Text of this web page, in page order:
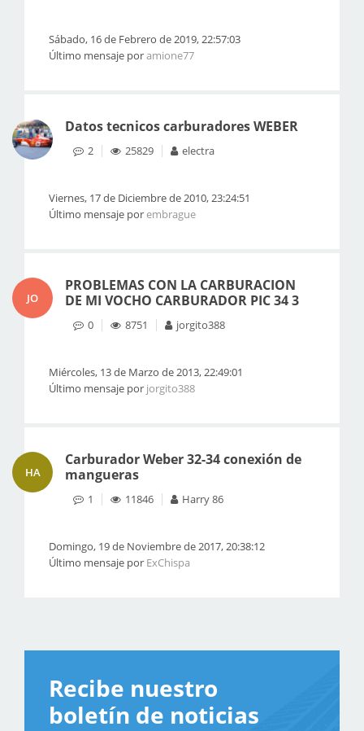
Sábado, 16 de Febrero de 2019, 22:57:03
Último mensaje poramione77
Datos tecnicos carburadores WEBER
2 25829 electra
Viernes, 17 de Diciembre de 2010, 23:24:51
Último mensaje porembrague
JO
PROBLEMAS CON LA CARBURACION
DE MI VOCHO CARBURADOR PIC 34 3
0 8751 jorgito388
Miércoles, 13 de Marzo de 2013, 22:49:01
Último mensaje por jorgito388
HA
Carburador Weber 32-34 conexión de
mangueras
1 11846 Harry 86
Domingo, 19 de Noviembre de 2017, 20:38:12
Último mensaje por ExChispa
Recibe nuestro
boletín de noticias